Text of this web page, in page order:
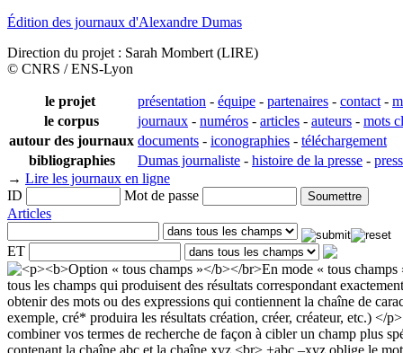
Édition des journaux d'Alexandre Dumas
Direction du projet : Sarah Mombert (LIRE)
© CNRS / ENS-Lyon
le projet présentation - équipe - partenaires - contact -
le corpus
journaux - numéros - articles - auteurs - mots
autour des journaux documents - iconographies - téléchargement
bibliographies
Dumas journaliste - histoire de la presse -
→ Lire les journaux en ligne
ID
Mot de passe
Articles
ET